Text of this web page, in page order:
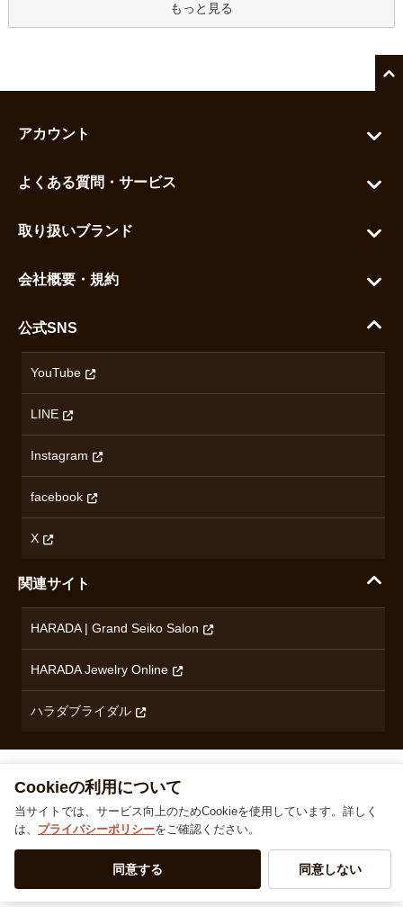
もっと見る
アカウント
お気に入りを見る
よくある質問・サービス
ご利用ガイド
配送・送料について
ハラダの保証とアフターサービス
取り扱いブランド
セイコー
カシオ
オリエントスター
ロンジン
チューダー
ブランド一覧を見る
会社概要・規約
沿革
特定商取引法に基づく表記
プライバシーポリシー
無断転載・商用利用について
コンテンツ制作ポリシーおよび生成AIの利用指針
公式SNS
YouTube
LINE
Instagram
facebook
X
関連サイト
HARADA | Grand Seiko Salon
HARADA Jewelry Online
ハラダブライダル
株式会社ハラダ 徳島県徳島市沖浜東1丁目9 古物商許可：徳島県公安委員会 第801010001664号
TEL
© 1929‐2026 Harada
Cookieの利用について